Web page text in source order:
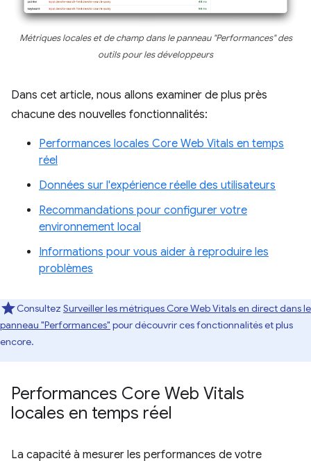
Métriques locales et de champ dans le panneau "Performances" des
outils pour les développeurs
Dans cet article, nous allons examiner de plus près
chacune des nouvelles fonctionnalités:
Performances locales Core Web Vitals en temps
réel
Données sur l'expérience réelle des utilisateurs
Recommandations pour configurer votre
environnement local
Informations pour vous aider à reproduire les
problèmes
Consultez Surveiller les métriques Core Web Vitals en direct dans le
panneau "Performances" pour découvrir ces fonctionnalités et plus
encore.
Performances Core Web Vitals
locales en temps réel
La capacité à mesurer les performances de votre